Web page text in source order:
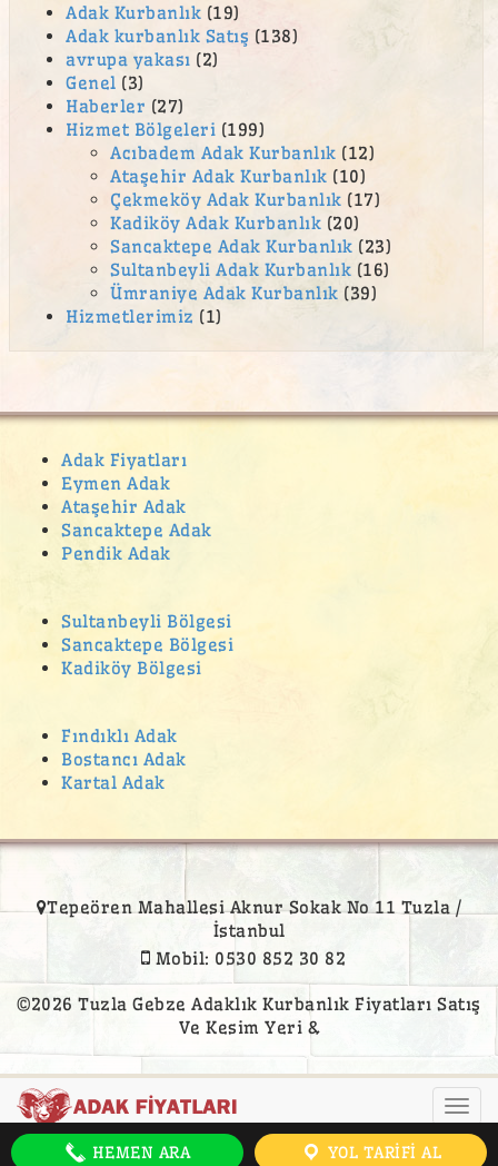
Adak Kurbanlık (19)
Adak kurbanlık Satış (138)
avrupa yakası (2)
Genel (3)
Haberler (27)
Hizmet Bölgeleri (199)
Acıbadem Adak Kurbanlık (12)
Ataşehir Adak Kurbanlık (10)
Çekmeköy Adak Kurbanlık (17)
Kadiköy Adak Kurbanlık (20)
Sancaktepe Adak Kurbanlık (23)
Sultanbeyli Adak Kurbanlık (16)
Ümraniye Adak Kurbanlık (39)
Hizmetlerimiz (1)
Adak Fiyatları
Eymen Adak
Ataşehir Adak
Sancaktepe Adak
Pendik Adak
Sultanbeyli Bölgesi
Sancaktepe Bölgesi
Kadiköy Bölgesi
Fındıklı Adak
Bostancı Adak
Kartal Adak
Tepeören Mahallesi Aknur Sokak No 11 Tuzla /
İstanbul
Mobil: 0530 852 30 82
©2026 Tuzla Gebze Adaklık Kurbanlık Fiyatları Satış
Ve Kesim Yeri &
HEMEN ARA YOL TARIFI AL